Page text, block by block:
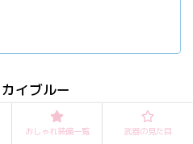
イブルー
おしゃれ装備一覧 武器の見た目